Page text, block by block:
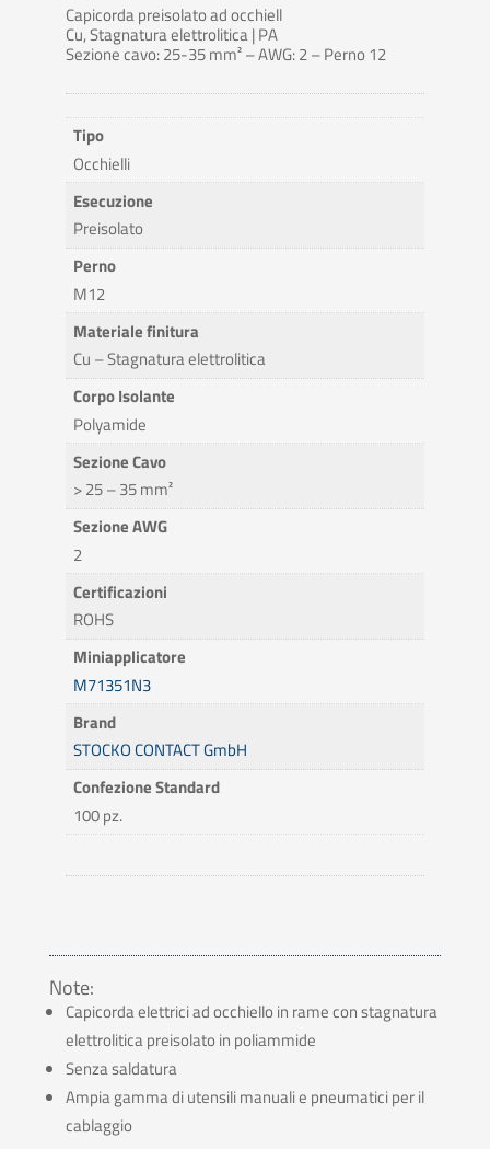
Capicorda preisolato ad occhiell
Cu, Stagnatura elettrolitica | PA
Sezione cavo: 25-35 mm² – AWG: 2 – Perno 12
Tipo
Occhielli
Esecuzione
Preisolato
Perno
M12
Materiale finitura
Cu – Stagnatura elettrolitica
Corpo Isolante
Polyamide
Sezione Cavo
> 25 – 35 mm²
Sezione AWG
2
Certificazioni
ROHS
Miniapplicatore
M71351N3
Brand
STOCKO CONTACT GmbH
Confezione Standard
100 pz.
Note:
Capicorda elettrici ad occhiello in rame con stagnatura
elettrolitica preisolato in poliammide
Senza saldatura
Ampia gamma di utensili manuali e pneumatici per il
cablaggio